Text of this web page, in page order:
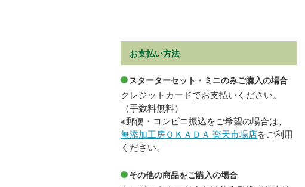
お支払い方法
スターターセット・ミニのみご購入の場合
クレジットカードでお支払いください。
（手数料無料）
※郵便・コンビニ振込をご希望の場合は、
無添加工房ＯＫＡＤＡ 楽天市場店をご利用
ください。
その他の商品をご購入の場合